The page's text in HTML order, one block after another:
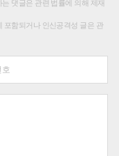
댓글은 관련 법률에 의해 제재
포함되거나 인신공격성 글은 관